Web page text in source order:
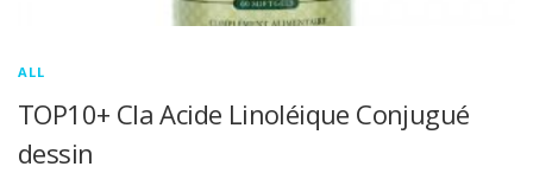
ALL
TOP10+ Cla Acide Linoléique Conjugué
dessin